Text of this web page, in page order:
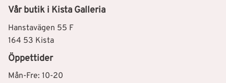
Vår butik i Kista Galleria
Hanstavägen 55 F
164 53 Kista
Öppettider
Mån-Fre: 10-20